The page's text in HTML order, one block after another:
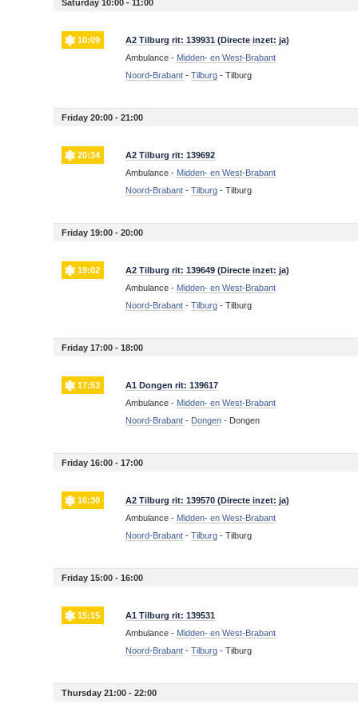
Saturday 10:00 - 11:00
10:09
A2 Tilburg rit: 139931 (Directe inzet: ja)
Ambulance - Midden- en West-Brabant
Noord-Brabant -Tilburg -Tilburg
Friday 20:00 - 21:00
20:34
A2 Tilburg rit: 139692
Ambulance - Midden- en West-Brabant
Noord-Brabant -Tilburg -Tilburg
Friday 19:00 - 20:00
19:02
A2 Tilburg rit: 139649 (Directe inzet: ja)
Ambulance - Midden- en West-Brabant
Noord-Brabant -Tilburg -Tilburg
Friday 17:00 - 18:00
17:53
A1 Dongen rit: 139617
Ambulance - Midden- en West-Brabant
Noord-Brabant - Dongen - Dongen
Friday 16:00 - 17:00
16:30
A2 Tilburg rit: 139570 (Directe inzet: ja)
Ambulance - Midden- en West-Brabant
Noord-Brabant -Tilburg -Tilburg
Friday 15:00 - 16:00
15:15
A1 Tilburg rit: 139531
Ambulance - Midden- en West-Brabant
Noord-Brabant -Tilburg -Tilburg
Thursday 21:00 - 22:00